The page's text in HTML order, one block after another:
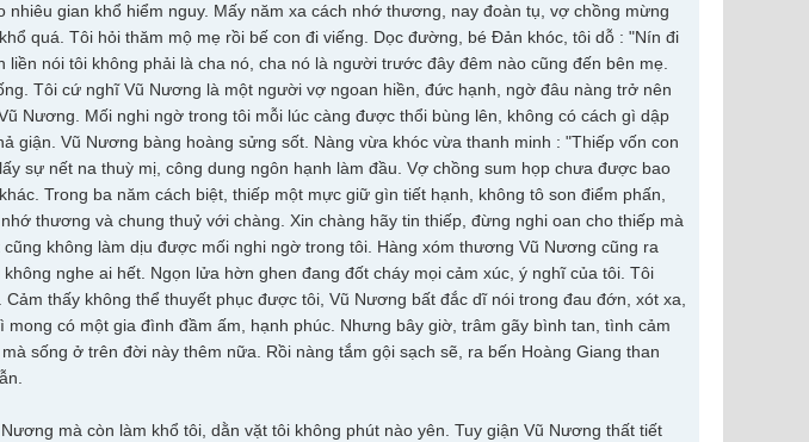
gian khổ hiểm nguy. Mấy năm xa cách nhớ thương, nay đoàn tụ, vợ chồng mừng
quá. Tôi hỏi thăm mộ mẹ rồi bế con đi viếng. Dọc đường, bé Đản khóc, tôi dỗ : "Nín đi
nói tôi không phải là cha nó, cha nó là người trước đây đêm nào cũng đến bên mẹ.
Tôi cứ nghĩ Vũ Nương là một người vợ ngoan hiền, đức hạnh, ngờ đâu nàng trở nên
Nương. Mối nghi ngờ trong tôi mỗi lúc càng được thổi bùng lên, không có cách gì dập
giận. Vũ Nương bàng hoàng sửng sốt. Nàng vừa khóc vừa thanh minh : "Thiếp vốn con
sự nết na thuỳ mị, công dung ngôn hạnh làm đầu. Vợ chồng sum họp chưa được bao
Trong ba năm cách biệt, thiếp một mực giữ gìn tiết hạnh, không tô son điểm phấn,
thương và chung thuỷ với chàng. Xin chàng hãy tin thiếp, đừng nghi oan cho thiếp mà
không làm dịu được mối nghi ngờ trong tôi. Hàng xóm thương Vũ Nương cũng ra
nghe ai hết. Ngọn lửa hờn ghen đang đốt cháy mọi cảm xúc, ý nghĩ của tôi. Tôi
thấy không thể thuyết phục được tôi, Vũ Nương bất đắc dĩ nói trong đau đớn, xót xa,
có một gia đình đầm ấm, hạnh phúc. Nhưng bây giờ, trâm gãy bình tan, tình cảm
sống ở trên đời này thêm nữa. Rồi nàng tắm gội sạch sẽ, ra bến Hoàng Giang than
mà còn làm khổ tôi, dằn vặt tôi không phút nào yên. Tuy giận Vũ Nương thất tiết